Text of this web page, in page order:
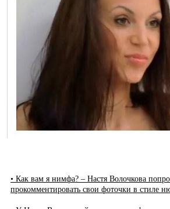
• Как вам я нимфа? – Настя Волочкова
прокомментировать свои фоточки в стиле